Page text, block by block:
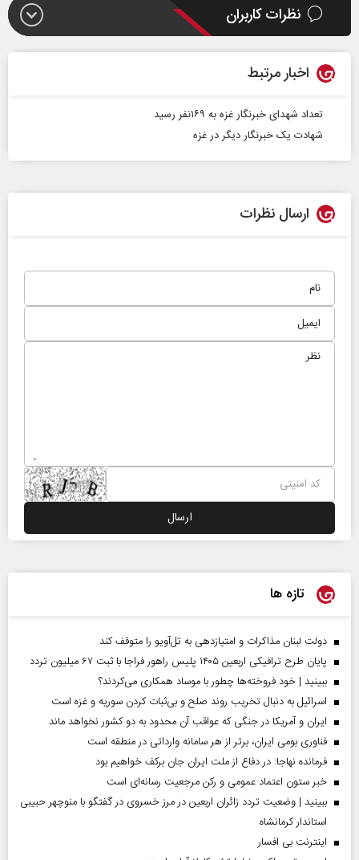
نظرات کاربران
اخبار مرتبط
تعداد شهدای خبرنگار غزه به ۱۶۹نفر رسید
شهادت یک خبرنگار دیگر در غزه
ارسال نظرات
تازه ها
دولت لبنان مذاکرات و امتیازدهی به تل‌آویو را متوقف کند
پایان طرح ترافیکی اربعین ۱۴۰۵ پلیس راهور فراجا با ثبت ۶۷ میلیون تردد
ببینید | خود فروخته‌ها چطور با موساد همکاری می‌کردند؟
اسرائیل به دنبال تخریب روند صلح و بی‌ثبات کردن سوریه و غزه است
ایران و آمریکا در جنگی که عواقب آن محدود به دو کشور نخواهد ماند
فناوری بومی ایران، برتر از هر سامانه وارداتی در منطقه است
فرمانده نهاجا: در دفاع از ملت ایران جان برکف خواهیم بود
خبر ستون اعتماد عمومی و رکن مرجعیت رسانه‌ای است
ببینید | وضعیت تردد زائران اربعین در مرز خسروی در گفتگو با منوچهر حبیبی
استاندار کرمانشاه
اینترنت بی افسار